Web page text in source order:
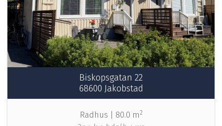
Biskopsgatan 22
68600 Jakobstad
Radhus | 80.0 m2